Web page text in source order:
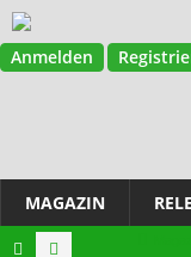
Anmelden
MAGAZIN